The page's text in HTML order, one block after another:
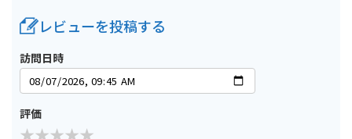
レビューを投稿する
訪問日時
評価